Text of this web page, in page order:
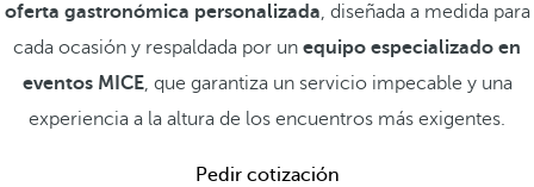
oferta gastronómica personalizada, diseñada a medida para
cada ocasión y respaldada por un equipo especializado en
eventos MICE, que garantiza un servicio impecable y una
experiencia a la altura de los encuentros más exigentes.
Pedir cotización